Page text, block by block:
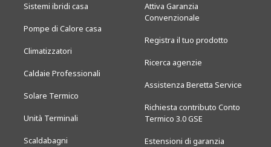
Sistemi ibridi casa
Pompe di Calore casa
Climatizzatori
Caldaie Professionali
Solare Termico
Unità Terminali
Scaldabagni
Attiva Garanzia
Convenzionale
Registra il tuo prodotto
Ricerca agenzie
Assistenza Beretta Service
Richiesta contributo Conto
Termico 3.0 GSE
Estensioni di garanzia